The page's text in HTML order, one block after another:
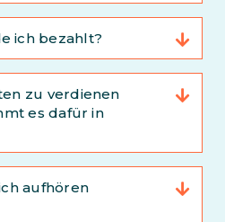
ich bezahlt?
zu verdienen
es dafür in
aufhören